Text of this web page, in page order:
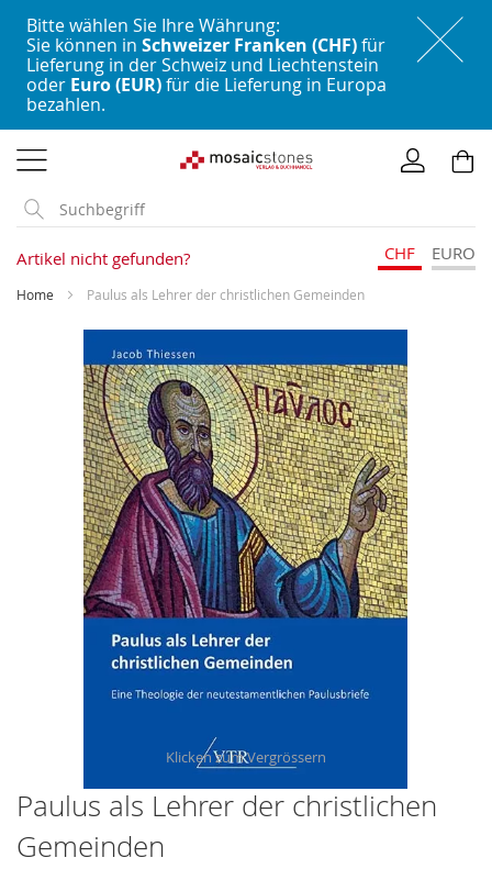
Bitte wählen Sie Ihre Währung:
Sie können in Schweizer Franken (CHF)für
Lieferung in der Schweiz und Liechtenstein
oder Euro (EUR)für die Lieferung in Europa
bezahlen.
zum
Inhalt
Artikel nicht gefunden? CHF EURO
Home Paulus als Lehrer der christlichen Gemeinden
Paulus als Lehrer der christlichen
Gemeinden
Skip
the